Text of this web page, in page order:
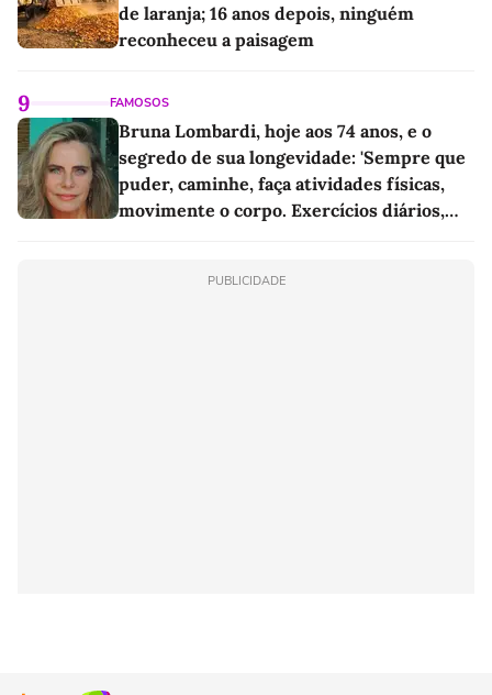
de laranja; 16 anos depois, ninguém
reconheceu a paisagem
9 FAMOSOS
Bruna Lombardi, hoje aos 74 anos, e o
segredo de sua longevidade: 'Sempre que
puder, caminhe, faça atividades físicas,
movimente o corpo. Exercícios diários,
PUBLICIDADE